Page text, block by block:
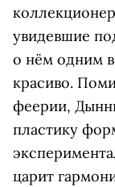
увидевшие
о нём одним
красиво.
феерии,
пластику
царит